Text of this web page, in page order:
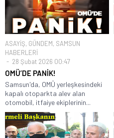
ASAYİŞ, GÜNDEM, SAMSUN
HABERLERİ
28 Şubat 2026 00:47
OMÜ’DE PANİK!
Samsun'da, OMÜ yerleşkesindeki
kapalı otoparkta alev alan
otomobil, itfaiye ekiplerinin...